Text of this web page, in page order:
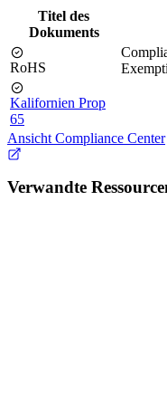
Titel des
Dokuments
RoHS
Kalifornien Prop
65
Ansicht Compliance Center
Verwandte